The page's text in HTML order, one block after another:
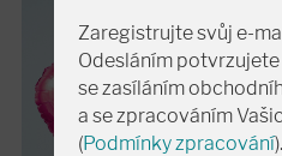
Zaregistrujte svůj e-
Odesláním
se zasíláním
a se zpracováním
(Podmínky zpracování).